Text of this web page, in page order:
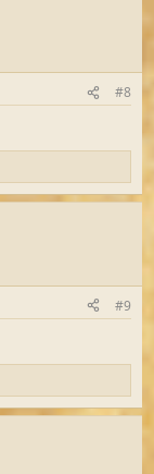
#8
#9